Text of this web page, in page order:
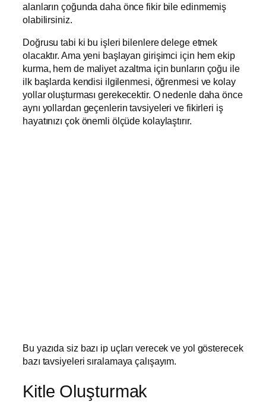
alanların çoğunda daha önce fikir bile edinmemiş
olabilirsiniz.
Doğrusu tabi ki bu işleri bilenlere delege etmek
olacaktır. Ama yeni başlayan girişimci için hem ekip
kurma, hem de maliyet azaltma için bunların çoğu ile
ilk başlarda kendisi ilgilenmesi, öğrenmesi ve kolay
yollar oluşturması gerekecektir. O nedenle daha önce
aynı yollardan geçenlerin tavsiyeleri ve fikirleri iş
hayatınızı çok önemli ölçüde kolaylaştırır.
Bu yazıda siz bazı ip uçları verecek ve yol gösterecek
bazı tavsiyeleri sıralamaya çalışayım.
Kitle Oluşturmak